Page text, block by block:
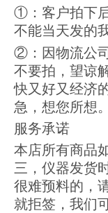
①：客户拍下
不能当天发的
②：因物流公
不要拍，望谅
快又好又经济
急，想您所想。
服务承诺
本店所有商品
三，仪器发货
很难预料的，
就拒签，我们